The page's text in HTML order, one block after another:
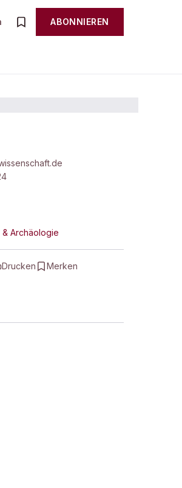
ABONNIEREN
Archäologie
Drucken Merken